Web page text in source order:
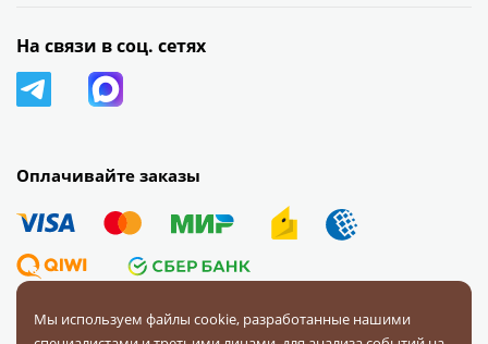
Оплачивайте заказы
На связи в соц. сетях
Мы используем файлы cookie, разработанные нашими